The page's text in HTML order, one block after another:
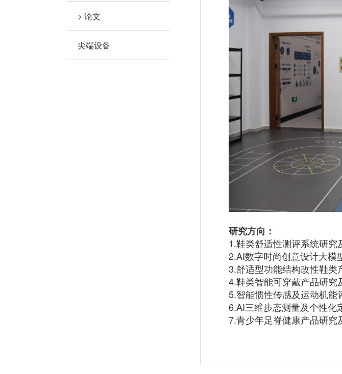
> 论文
尖端设备
研究方向：
1.鞋类舒适性测评系统研究
2.AI数字时尚创意设计大模
3.舒适型功能结构改性鞋类
4.鞋类智能可穿戴产品研究
5.智能惯性传感及运动机能
6.AI三维步态测量及个性化
7.青少年足脊健康产品研究